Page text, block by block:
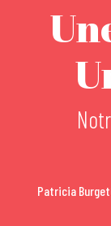
Patricia Burget